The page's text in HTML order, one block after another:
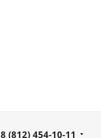
8 (812) 454-10-11